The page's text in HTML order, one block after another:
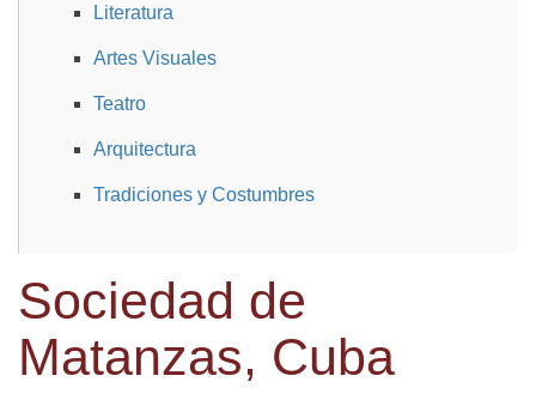
Literatura
Artes Visuales
Teatro
Arquitectura
Tradiciones y Costumbres
Sociedad de
Matanzas, Cuba